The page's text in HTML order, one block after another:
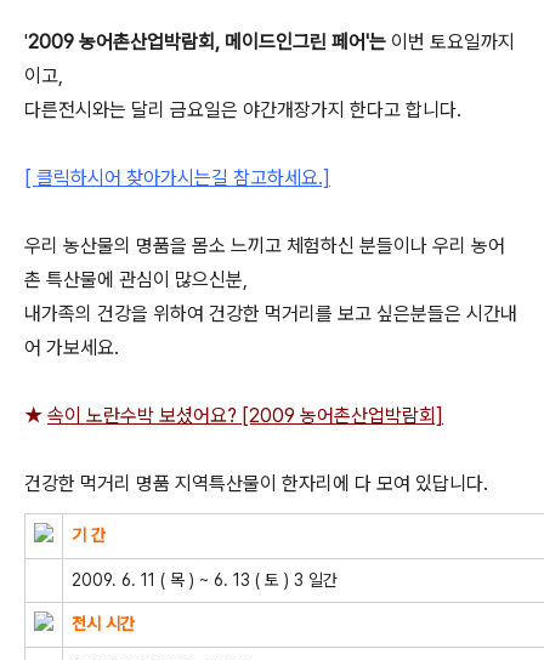
'2009 농어촌산업박람회, 메이드인그린 페어'는 이번 토요일까지
이고,
다른전시와는 달리 금요일은 야간개장가지 한다고 합니다.
[ 클릭하시어 찾아가시는길 참고하세요.]
우리 농산물의 명품을 몸소 느끼고 체험하신 분들이나 우리 농어
촌 특산물에 관심이 많으신분,
내가족의 건강을 위하여 건강한 먹거리를 보고 싶은분들은 시간내
어 가보세요.
★ 속이 노란수박 보셨어요? [2009 농어촌산업박람회]
건강한 먹거리 명품 지역특산물이 한자리에 다 모여 있답니다.
기 간
2009. 6. 11 ( 목 ) ~ 6. 13 ( 토 ) 3 일간
전시 시간